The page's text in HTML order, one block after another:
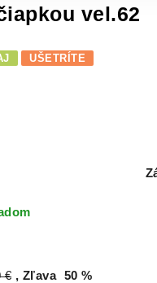
vel.62
UŠETRÍTE
€ Zľava 50 %